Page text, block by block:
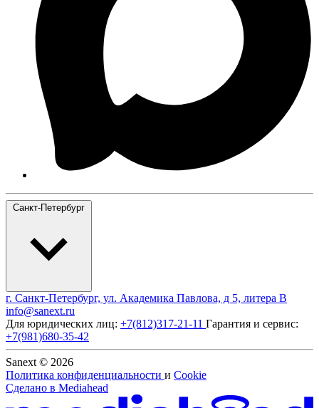
Санкт-Петербург
г. Санкт-Петербург, ул. Академика Павлова, д 5, литера В
info@sanext.ru
Для юридических лиц: +7(812)317-21-11 Гарантия и сервис:
+7(981)680-35-42
Sanext © 2026
Политика конфиденциальности и Cookie
Сделано в Mediahead